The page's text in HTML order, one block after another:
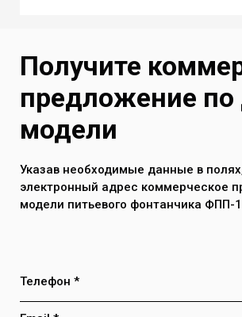
Рабочий диапазон
до +50 С
Максимальное давление
системе до 7 атм
Получите
предложение по
модели
Указав необходимые данные в
электронный адрес коммерческое
модели питьевого фонтанчика ФПП-1
Телефон *